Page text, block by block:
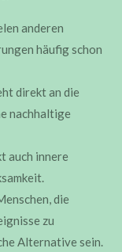
anderen
häufig schon
direkt an die
nachhaltige
auch innere
die
zu
Alternative sein.